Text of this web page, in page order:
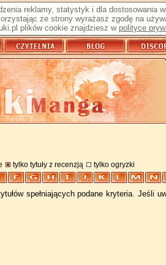
reklamy, statystyk i dla dostosowania
ze strony wyrażasz zgodę na
plików cookie znajdziesz w polityce
tylko tytuły z recenzją tylko ogryzki
spełniających podane kryteria. Jeśli